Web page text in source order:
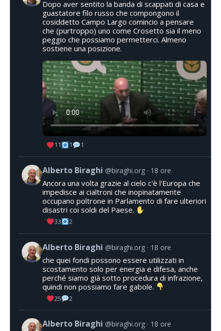
Dopo aver sentito la banda di scappati di casa e
guastatore filo russo che compongono il
cosiddetto Campo Largo comincio a pensare
che (purtroppo) uno come Crosetto sia il meno
peggio che possiamo permetterci. Almeno
sostiene una posizione.
11 1 1
Alberto Biraghi @biraghi.org 18 ore
Ancora una volta grazie al cielo c'è l'Europa che
impedisce ai cialtroni che inopinatamente
occupano poltrone in Parlamento di fare ulteriori
disastri coi soldi del Paese.
33 2
Alberto Biraghi @biraghi.org 18 ore
che quei fondi possono essere utilizzati in
scostamento solo per energia e difesa, anche
perché siamo già sotto procedura di infrazione,
quindi non possiamo fare gabole.
25 2
Alberto Biraghi @biraghi.org 18 ore